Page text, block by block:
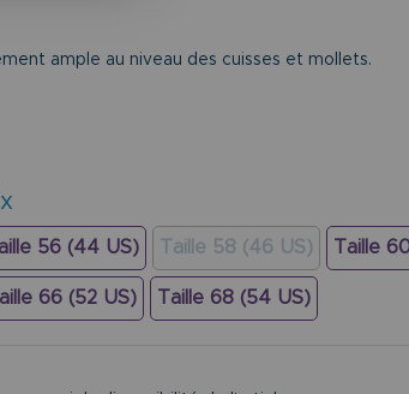
ample au niveau des cuisses et mollets.
56 (44 US) Taille 58 (46 US) Taille
66 (52 US) Taille 68 (54 US)